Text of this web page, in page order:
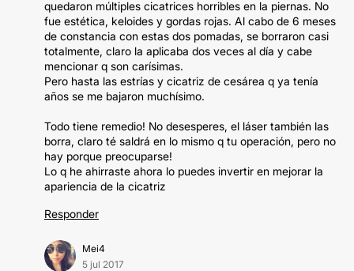
quedaron múltiples cicatrices horribles en la piernas. No
fue estética, keloides y gordas rojas. Al cabo de 6 meses
de constancia con estas dos pomadas, se borraron casi
totalmente, claro la aplicaba dos veces al día y cabe
mencionar q son carísimas.
Pero hasta las estrías y cicatriz de cesárea q ya tenía
años se me bajaron muchísimo.
Todo tiene remedio! No desesperes, el láser también las
borra, claro té saldrá en lo mismo q tu operación, pero no
hay porque preocuparse!
Lo q he ahirraste ahora lo puedes invertir en mejorar la
apariencia de la cicatriz
Responder
Mei4
5 jul 2017